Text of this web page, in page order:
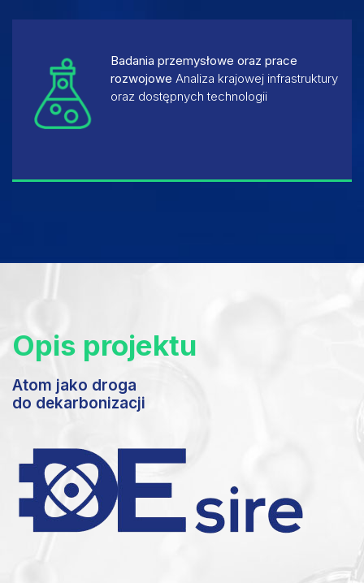
Badania przemysłowe oraz prace
rozwojowe Analiza krajowej infrastruktury
oraz dostępnych technologii
Opis projektu
Atom jako droga
do dekarbonizacji